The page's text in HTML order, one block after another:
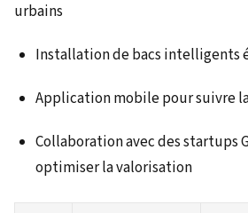
urbains
Installation de bacs intelligents
Application mobile pour suivre
Collaboration avec des startups
optimiser la valorisation